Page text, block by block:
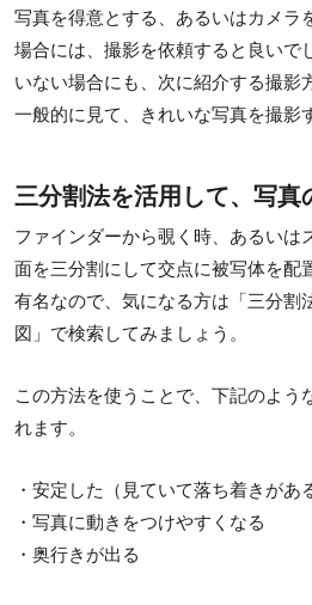
写真を得意とする、あるいはカメラ
場合には、撮影を依頼すると良いで
いない場合にも、次に紹介する撮影
一般的に見て、きれいな写真を撮影
三分割法を活用して、写真
ファインダーから覗く時、あるいは
面を三分割にして交点に被写体を配
有名なので、気になる方は「三分割
図」で検索してみましょう。
この方法を使うことで、下記のよう
れます。
・安定した（見ていて落ち着きがあ
・写真に動きをつけやすくなる
・奥行きが出る